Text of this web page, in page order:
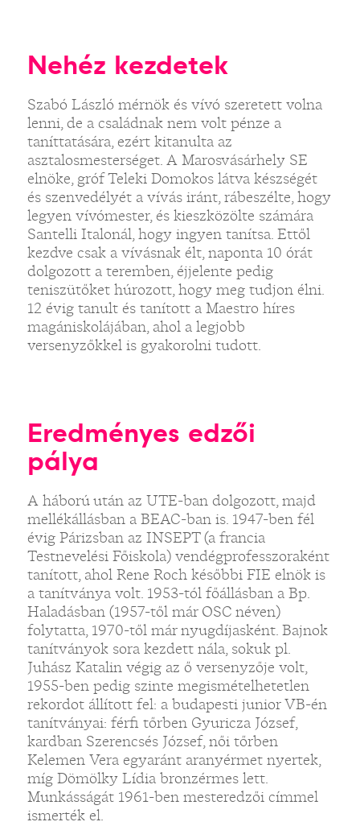
Nehéz kezdetek
Szabó László mérnök és vívó szeretett volna
lenni, de a családnak nem volt pénze a
taníttatására, ezért kitanulta az
asztalosmesterséget. A Marosvásárhely SE
elnöke, gróf Teleki Domokos látva készségét
és szenvedélyét a vívás iránt, rábeszélte, hogy
legyen vívómester, és kieszközölte számára
Santelli Italonál, hogy ingyen tanítsa. Ettől
kezdve csak a vívásnak élt, naponta 10 órát
dolgozott a teremben, éjjelente pedig
teniszütőket húrozott, hogy meg tudjon élni.
12 évig tanult és tanított a Maestro híres
magániskolájában, ahol a legjobb
versenyzőkkel is gyakorolni tudott.
Eredményes edzői
pálya
A háború után az UTE-ban dolgozott, majd
mellékállásban a BEAC-ban is. 1947-ben fél
évig Párizsban az INSEPT (a francia
Testnevelési Főiskola) vendégprofesszoraként
tanított, ahol Rene Roch későbbi FIE elnök is
a tanítványa volt. 1953-tól főállásban a Bp.
Haladásban (1957-től már OSC néven)
folytatta, 1970-től már nyugdíjasként. Bajnok
tanítványok sora kezdett nála, sokuk pl.
Juhász Katalin végig az ő versenyzője volt,
1955-ben pedig szinte megismételhetetlen
rekordot állított fel: a budapesti junior VB-én
tanítványai: férfi tőrben Gyuricza József,
kardban Szerencsés József, női tőrben
Kelemen Vera egyaránt aranyérmet nyertek,
míg Dömölky Lídia bronzérmes lett.
Munkásságát 1961-ben mesteredzői címmel
ismerték el.